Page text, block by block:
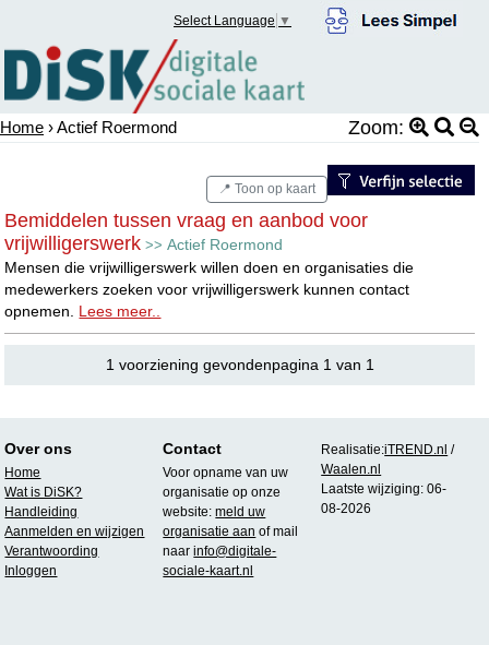
Select Language ▼
Home › Actief Roermond Zoom:
📍 Toon op kaart
Bemiddelen tussen vraag en aanbod voor
vrijwilligerswerk >>Actief Roermond
Mensen die vrijwilligerswerk willen doen en organisaties die
medewerkers zoeken voor vrijwilligerswerk kunnen contact
opnemen. Lees meer..
1 voorziening gevondenpagina 1 van 1
Over ons
Home
Wat is DiSK?
Handleiding
Aanmelden en wijzigen
Verantwoording
Inloggen
Contact
Voor opname van uw
organisatie op onze
website:meld uw
organisatie aan of mail
naarinfo@digitale-
sociale-kaart.nl
Realisatie:iTREND.nl /
Waalen.nl
Laatste wijziging: 06-
08-2026